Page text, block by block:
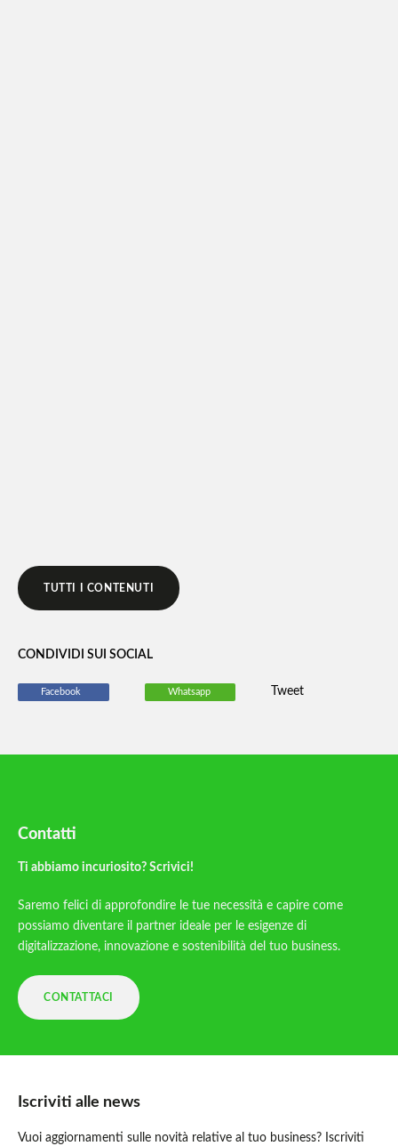
TUTTI I CONTENUTI
CONDIVIDI SUI SOCIAL
Facebook Whatsapp Tweet
Contatti
Ti abbiamo incuriosito? Scrivici!
Saremo felici di approfondire le tue necessità e capire come
possiamo diventare il partner ideale per le esigenze di
digitalizzazione, innovazione e sostenibilità del tuo business.
CONTATTACI
Iscriviti alle news
Vuoi aggiornamenti sulle novità relative al tuo business? Iscriviti